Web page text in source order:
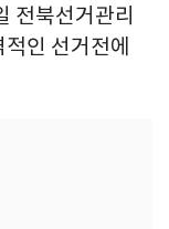
전북선거관리
인 선거전에